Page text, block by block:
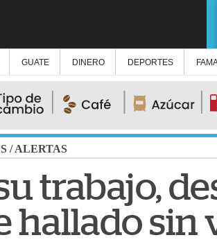
GUATE DINERO DEPORTES
/ALERTAS
trabajo,
hallado sin